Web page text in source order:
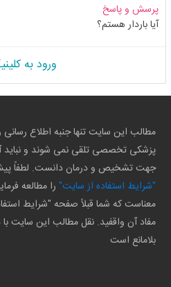
پرسش و پاسخ
آیا باردار هستم؟
ورود به
مطالب این سایت تنها جنبه اطلاع
پزشکی تخصصی تلقی نمی شوند و نباید
جهت تشخیص و درمان دانست. لطفاً
"شرایط استفاده از سایت" را مطالعه
معناست که شما قبلاً صفحه "شرایط
مفاد آن واقفید. نقل مطالب این سایت
بلامانع است